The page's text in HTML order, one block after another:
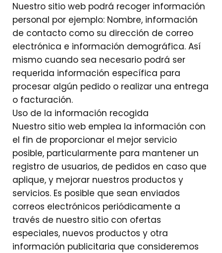
Nuestro sitio web podrá recoger información
personal por ejemplo: Nombre, información
de contacto como su dirección de correo
electrónica e información demográfica. Así
mismo cuando sea necesario podrá ser
requerida información específica para
procesar algún pedido o realizar una entrega
o facturación.
Uso de la información recogida
Nuestro sitio web emplea la información con
el fin de proporcionar el mejor servicio
posible, particularmente para mantener un
registro de usuarios, de pedidos en caso que
aplique, y mejorar nuestros productos y
servicios. Es posible que sean enviados
correos electrónicos periódicamente a
través de nuestro sitio con ofertas
especiales, nuevos productos y otra
información publicitaria que consideremos